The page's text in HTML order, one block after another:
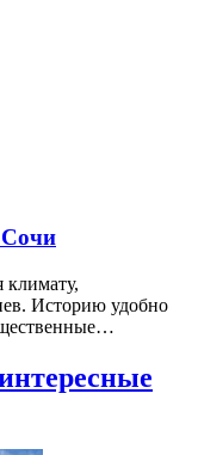
Сочи
климату,
Историю удобно